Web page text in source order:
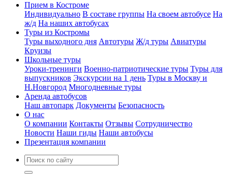
Прием в Костроме
Индивидуально В составе группы На своем автобусе На
ж/д На наших автобусах
Туры из Костромы
Туры выходного дня Автотуры Ж/д туры Авиатуры
Круизы
Школьные туры
Уроки-тренинги Военно-патриотические туры Туры для
выпускников Экскурсии на 1 день Туры в Москву и
Н.Новгород Многодневные туры
Аренда автобусов
Наш автопарк Документы Безопасность
О нас
О компании Контакты Отзывы Сотрудничество
Новости Наши гиды Наши автобусы
Презентация компании